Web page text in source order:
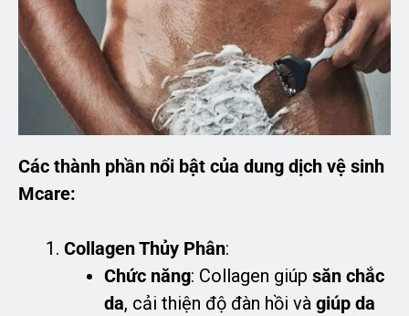
Các thành phần nổi bật của dung dịch vệ sinh
Mcare:
Collagen Thủy Phân:
Chức năng: Collagen giúp săn chắc
da, cải thiện độ đàn hồi và giúp da